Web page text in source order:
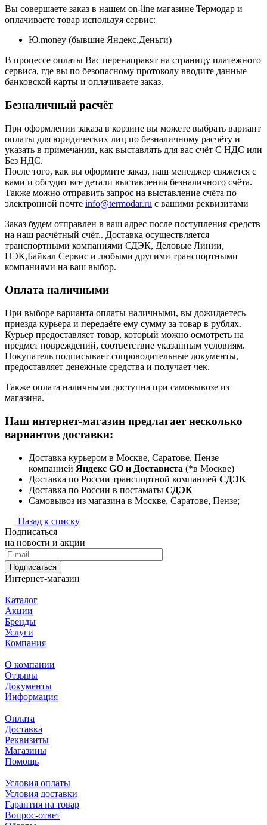
Вы совершаете заказ в нашем on-line магазине Термодар и
оплачиваете товар используя сервис:
Ю.money (бывшие Яндекс.Деньги)
В процессе оплаты Вас перенаправят на страницу платежного
сервиса, где вы по безопасному протоколу вводите данные
банковской карты и оплачиваете заказ.
Безналичный расчёт
При оформлении заказа в корзине вы можете выбрать вариант
оплаты для юридических лиц по безналичному расчёту и
указать в примечании, как выставлять для вас счёт С НДС или
Без НДС.
После того, как вы оформите заказ, наш менеджер свяжется с
вами и обсудит все детали выставления безналичного счёта.
Также можно отправить запрос на выставление счёта по
электронной почте info@termodar.ru с вашими реквизитами
Заказ будем отправлен в ваш адрес после поступления средств
на наш расчётный счёт.. Доставка осуществляется
транспортными компаниями СДЭК, Деловые Линии,
ПЭК,Байкал Сервис и любыми другими транспортными
компаниями на ваш выбор.
Оплата наличными
При выборе варианта оплаты наличными, вы дожидаетесь
приезда курьера и передаёте ему сумму за товар в рублях.
Курьер предоставляет товар, который можно осмотреть на
предмет повреждений, соответствие указанным условиям.
Покупатель подписывает сопроводительные документы,
предоставляет денежные средства и получает чек.
Также оплата наличными доступна при самовывозе из
магазина.
Наш интернет-магазин предлагает несколько
вариантов доставки:
Доставка курьером в Москве, Саратове, Пензе
компанией Яндекс GO и Достависта (*в Москве)
Доставка по России транспортной компанией СДЭК
Доставка по России в постаматы СДЭК
Самовывоз из магазина в Москве, Саратове, Пензе;
Назад к списку
Подписаться
на новости и акции
Подписаться
Интернет-магазин
Каталог
Акции
Бренды
Услуги
Компания
О компании
Отзывы
Документы
Информация
Оплата
Доставка
Реквизиты
Магазины
Помощь
Условия оплаты
Условия доставки
Гарантия на товар
Вопрос-ответ